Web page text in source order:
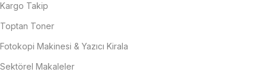
Kargo Takip
Toptan Toner
Fotokopi Makinesi & Yazıcı Kirala
Sektörel Makaleler